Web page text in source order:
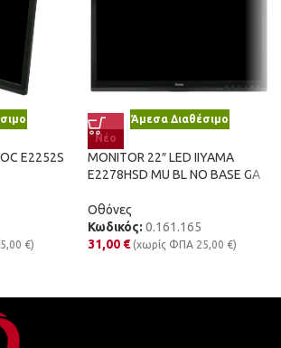
E2252S
€)
Άμεσα Διαθέσιμο
Νέο
MONITOR 22″ LED IIYAMA
E2278HSD MU BL NO BASE GA
Οθόνες
Κωδικός: 0.161.165
31,00 € (χωρίς ΦΠΑ 25,00 €)